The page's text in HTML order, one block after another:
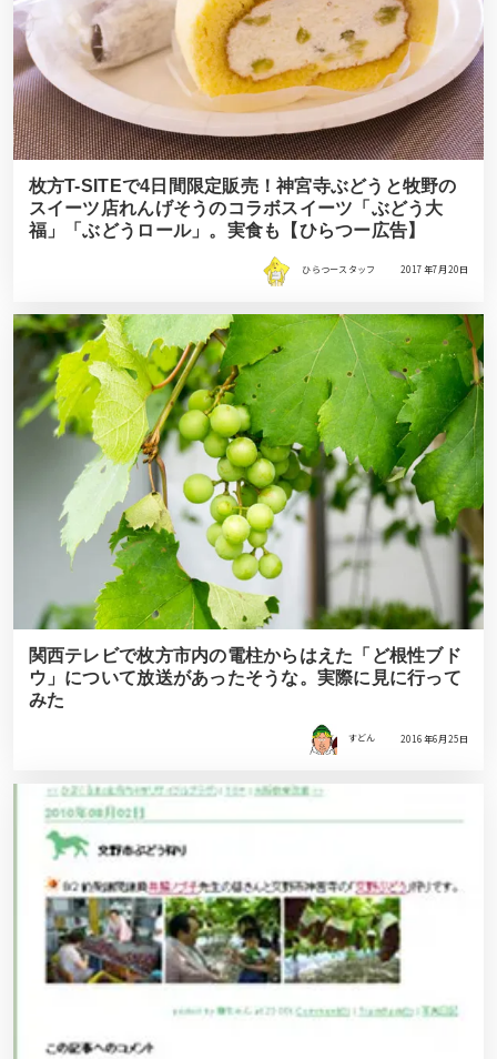
枚方T-SITEで4日間限定販売！神宮寺ぶどうと牧野の
スイーツ店れんげそうのコラボスイーツ「ぶどう大
福」「ぶどうロール」。実食も【ひらつー広告】
ひらつースタッフ 2017年7月20日
関西テレビで枚方市内の電柱からはえた「ど根性ブド
ウ」について放送があったそうな。実際に見に行って
みた
すどん 2016年6月25日